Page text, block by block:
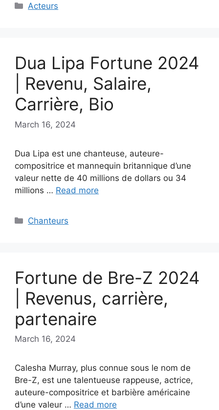
Categories
Acteurs
Dua Lipa Fortune 2024
| Revenu, Salaire,
Carrière, Bio
March 16, 2024
Dua Lipa est une chanteuse, auteure-
compositrice et mannequin britannique d’une
valeur nette de 40 millions de dollars ou 34
millions … Read more
Categories
Chanteurs
Fortune de Bre-Z 2024
| Revenus, carrière,
partenaire
March 16, 2024
Calesha Murray, plus connue sous le nom de
Bre-Z, est une talentueuse rappeuse, actrice,
auteure-compositrice et barbière américaine
d’une valeur … Read more